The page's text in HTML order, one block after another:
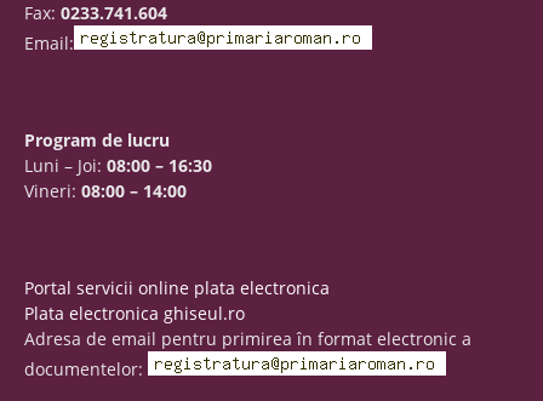
Fax: 0233.741.604
Email:
Program de lucru
Luni – Joi: 08:00 – 16:30
Vineri: 08:00 – 14:00
Portal servicii online plata electronica
Plata electronica ghiseul.ro
Adresa de email pentru primirea în format electronic a
documentelor: